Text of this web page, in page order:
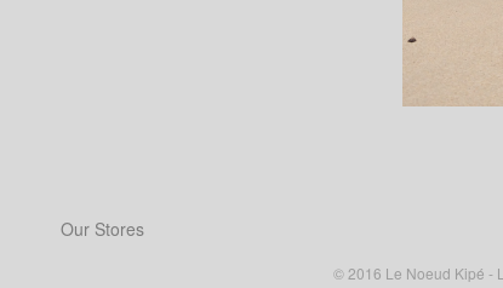
Our Stores
© 2016 Le Noeud Kipé -